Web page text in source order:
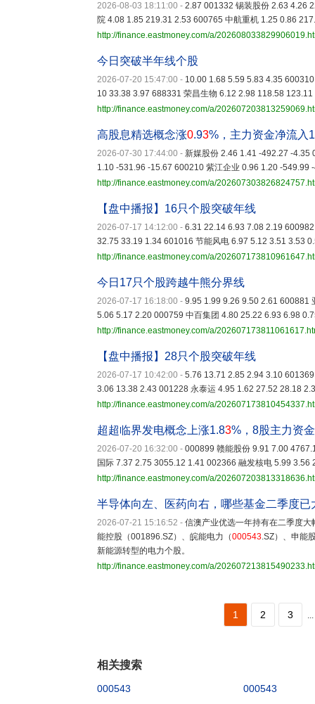
2026-08-03 18:11:00 - 2.87 001332 锡装股份 2.63 4.26
院 4.08 1.85 219.31 2.53 600765 中航重机 1.25 0.86
http://finance.eastmoney.com/a/
今日突破半年线个股
2026-07-20 15:47:00 - 10.00 1.68 5.59 5.83 4.35
10 33.38 3.97 688331 荣昌生物 6.12 2.98 118.58
http://finance.eastmoney.com/a/
高股息精选概念涨0.93%，主力资金净流入
2026-07-30 17:44:00 - 新媒股份 2.46 1.41 -492.27 -4.35
1.10 -531.96 -15.67 600210 紫江企业 0.96 1.20 -549.99
http://finance.eastmoney.com/a/
【盘中播报】16只个股突破年线
2026-07-17 14:12:00 - 6.31 22.14 6.93 7.08 2.19
32.75 33.19 1.34 601016 节能风电 6.97 5.12 3.51 3.53
http://finance.eastmoney.com/a/
今日17只个股跨越牛熊分界线
2026-07-17 16:18:00 - 9.95 1.99 9.26 9.50 2.61 600881
5.06 5.17 2.20 000759 中百集团 4.80 25.22 6.93 6.98
http://finance.eastmoney.com/a/
【盘中播报】28只个股突破年线
2026-07-17 10:42:00 - 5.76 13.71 2.85 2.94 3.10
3.06 13.38 2.43 001228 永泰运 4.95 1.62 27.52 28.18
http://finance.eastmoney.com/a/
超超临界发电概念上涨1.83%，8股主力资
2026-07-20 16:32:00 - 000899 赣能股份 9.91 7.00
国际 7.37 2.75 3055.12 1.41 002366 融发核电 5.99 3.56
http://finance.eastmoney.com/a/
半导体向左、医药向右，哪些基金二季度
2026-07-21 15:16:52 - 信澳产业优选一年持有在二季度
能控股（001896.SZ）、皖能电力（000543.SZ）、申能
新能源转型的电力个股。
http://finance.eastmoney.com/a/
1 2 3 ...
相关搜索
000543 000543